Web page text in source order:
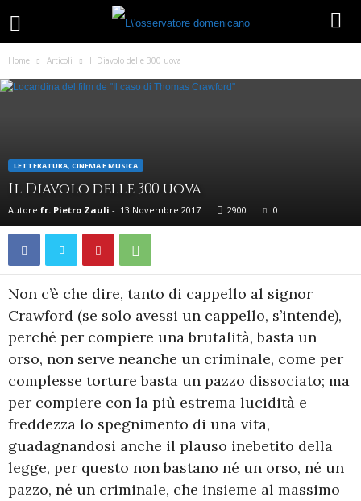
Home Articoli Il Diavolo delle 300 uova
LETTERATURA, CINEMA E MUSICA
Il Diavolo delle 300 uova
Autore fr. Pietro Zauli - 13 Novembre 2017 2900 0
Non c’è che dire, tanto di cappello al signor
Crawford (se solo avessi un cappello, s’intende),
perché per compiere una brutalità, basta un
orso, non serve neanche un criminale, come per
complesse torture basta un pazzo dissociato; ma
per compiere con la più estrema lucidità e
freddezza lo spegnimento di una vita,
guadagnandosi anche il plauso inebetito della
legge, per questo non bastano né un orso, né un
pazzo, né un criminale, che insieme al massimo